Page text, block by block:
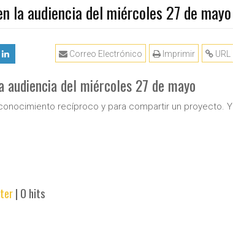
la audiencia del miércoles 27 de mayo
URL
Imprimir
Correo Electrónico
del miércoles 27 de mayo
recíproco y para compartir un proyecto. Y
| 0 hits